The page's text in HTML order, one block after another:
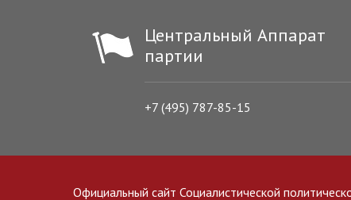
Центральный Аппарат
партии
+7 (495) 787-85-15
Официальный сайт Социалистической